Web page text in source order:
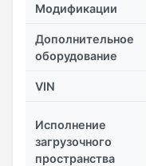
Модификации
Дополнительное
оборудование
VIN
Исполнение
загрузочного
пространства